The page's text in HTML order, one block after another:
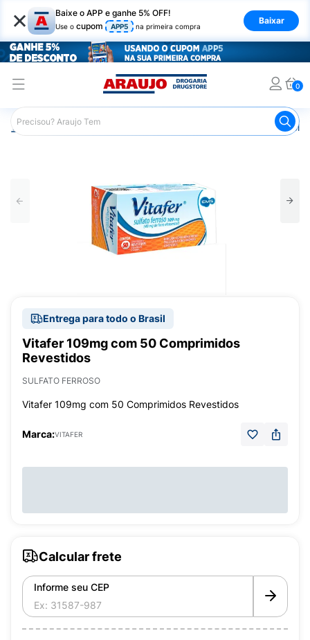
× Baixe o APP e ganhe 5% OFF!
Use o cupom APP5 na primeira compra
Baixar
0
Araujo Saúde e Bem Estar
Entrega para todo o Brasil
Vitafer 109mg com 50 Comprimidos
Revestidos
SULFATO FERROSO
Vitafer 109mg com 50 Comprimidos Revestidos
Marca:VITAFER
Calcular frete
Informe seu CEP